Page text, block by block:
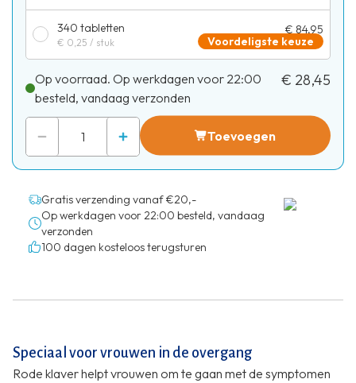
340 tabletten
€ 0,25 / stuk
€ 84,95
Voordeligste keuze
Op voorraad. Op werkdagen voor 22:00
besteld, vandaag verzonden
€ 28,45
Toevoegen
Gratis verzending vanaf €20,-
Op werkdagen voor 22:00 besteld, vandaag
verzonden
100 dagen kosteloos terugsturen
Speciaal voor vrouwen in de overgang
Rode klaver helpt vrouwen om te gaan met de symptomen